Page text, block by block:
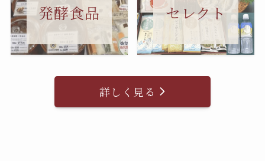
発酵食品 セレクト
詳しく見る